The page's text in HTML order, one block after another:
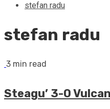
stefan radu
stefan radu
3 min read
Steagu’ 3-0